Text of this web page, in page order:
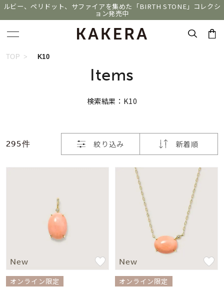
ルビー、ペリドット、サファイアを集めた「BIRTH STONE」コレクシ
ョン発売中
#くまのプーさん #ペア #エタニティ
KAKERA
すべてのジュエリー
カラー
TOP K10
Items
検索結果：K10
295件 絞り込み 新着順
お気に入り登録数
New
オンライン限定
New
オンライン限定